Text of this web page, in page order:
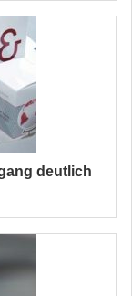
deutlich